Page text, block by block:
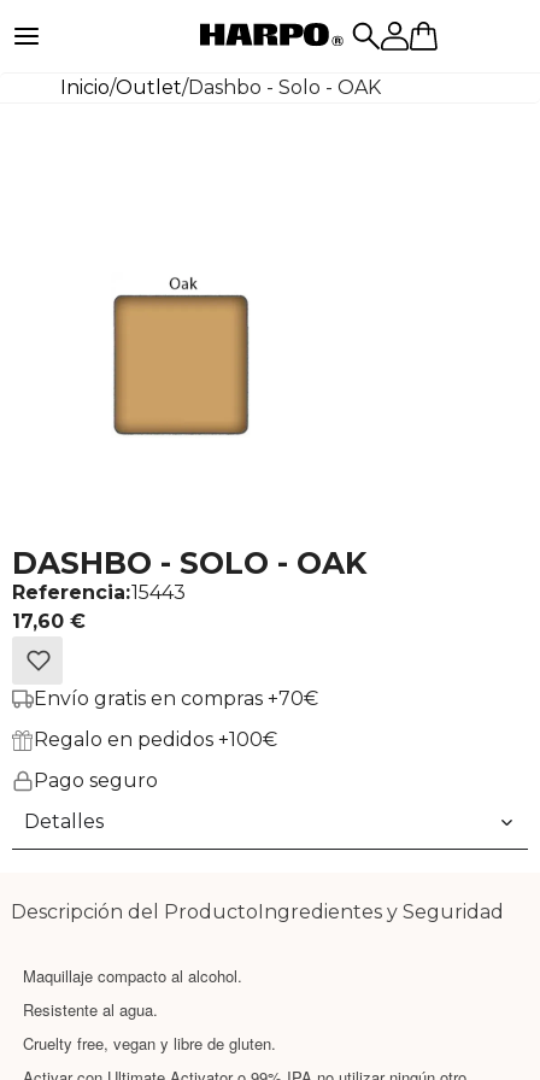
Inicio/Outlet/Dashbo - Solo - OAK
DASHBO - SOLO - OAK
Referencia:15443
17,60 €
Envío gratis en compras +70€
Regalo en pedidos +100€
Pago seguro
Detalles
Descripción del ProductoIngredientes y Seguridad
Maquillaje compacto al alcohol.
Resistente al agua.
Cruelty free, vegan y libre de gluten.